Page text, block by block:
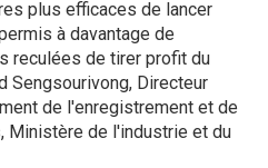
plus efficaces de lancer
à davantage de
reculées de tirer profit du
Sengsourivong, Directeur
de l'enregistrement et de
Ministère de l'industrie et du